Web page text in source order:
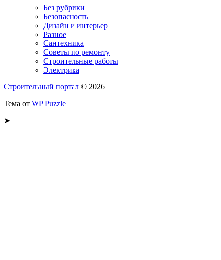
Без рубрики
Безопасность
Дизайн и интерьер
Разное
Сантехника
Советы по ремонту
Строительные работы
Электрика
Строительный портал © 2026
Тема от WP Puzzle
➤